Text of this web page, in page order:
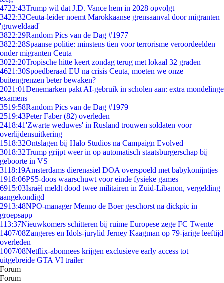
4722:43Trump wil dat J.D. Vance hem in 2028 opvolgt
3422:32Ceuta-leider noemt Marokkaanse grensaanval door migranten
'gruweldaad'
3822:29Random Pics van de Dag #1977
3822:28Spaanse politie: minstens tien voor terrorisme veroordeelden
onder migranten Ceuta
3022:20Tropische hitte keert zondag terug met lokaal 32 graden
4621:30Spoedberaad EU na crisis Ceuta, moeten we onze
buitengrenzen beter bewaken?
2021:01Denemarken pakt AI-gebruik in scholen aan: extra mondelinge
examens
3519:58Random Pics van de Dag #1979
2519:43Peter Faber (82) overleden
2418:41'Zwarte weduwes' in Rusland trouwen soldaten voor
overlijdensuitkering
1518:32Ontslagen bij Halo Studios na Campaign Evolved
3018:32Trump grijpt weer in op automatisch staatsburgerschap bij
geboorte in VS
3118:19Amsterdams dierenasiel DOA overspoeld met babykonijntjes
1918:06PS5-doos waarschuwt voor einde fysieke games
6915:03Israël meldt dood twee militairen in Zuid-Libanon, vergelding
aangekondigd
2913:48NPO-manager Menno de Boer geschorst na dickpic in
groepsapp
113:37Nieuwkomers schitteren bij ruime Europese zege FC Twente
1407/08Zangeres en Idols-jurylid Jerney Kaagman op 79-jarige leeftijd
overleden
1007/08Netflix-abonnees krijgen exclusieve early access tot
uitgebreide GTA VI trailer
Forum
Forum